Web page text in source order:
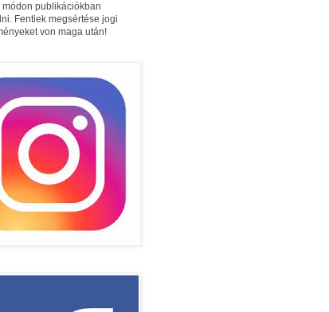
módon publikációkban
Fentiek megsértése jogi
von maga után!